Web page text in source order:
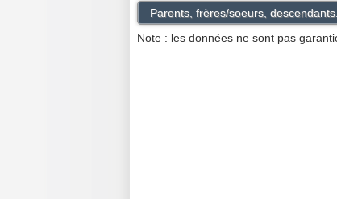
Parents, frères/soeurs,
Note : les données ne sont pas